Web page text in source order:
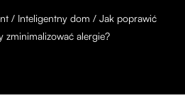
/ Inteligentny dom / Jak poprawić
zminimalizować alergie?